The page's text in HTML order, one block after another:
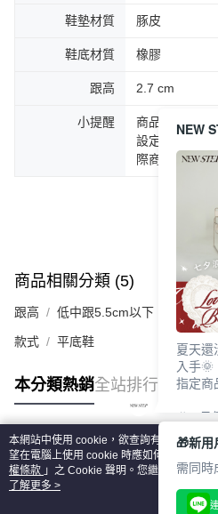
鞋墊材質 豚皮
鞋底材質 橡膠
跟高 2.7 cm
小提醒
商品圖片顏色
設定不同，而
際商品為主。
商品相關分類 (5)
跟高 低中跟5.5cm以下
款式 平底鞋
本分類熱銷全站排行
熱門標籤
本網站中使用 cookie，欲查詢有關本網站使
望在電腦上使用 cookie 時應如何變更電腦
權條款 」之 Cookie 聲明。您繼續使用本網
用條款之 Cookie 聲明使用 cookie。
了解更多 >
NEW
夏天還
入手🌞
指定商
🎉 8月
①LINE
②每周
③指定
上班
🎁新用
需同時